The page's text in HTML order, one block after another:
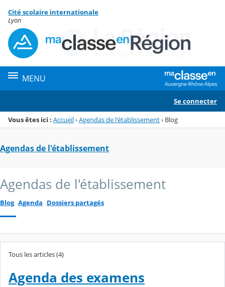
Menu de la rubrique
Contenu
Cité scolaire internationale
Lyon
MENU
Se connecter
Vous êtes ici : Accueil›Agendas de l'établissement› Blog
Agendas de l'établissement
Agendas de l'établissement
Blog Agenda Dossiers partagés
Tous les articles (4)
Agenda des examens